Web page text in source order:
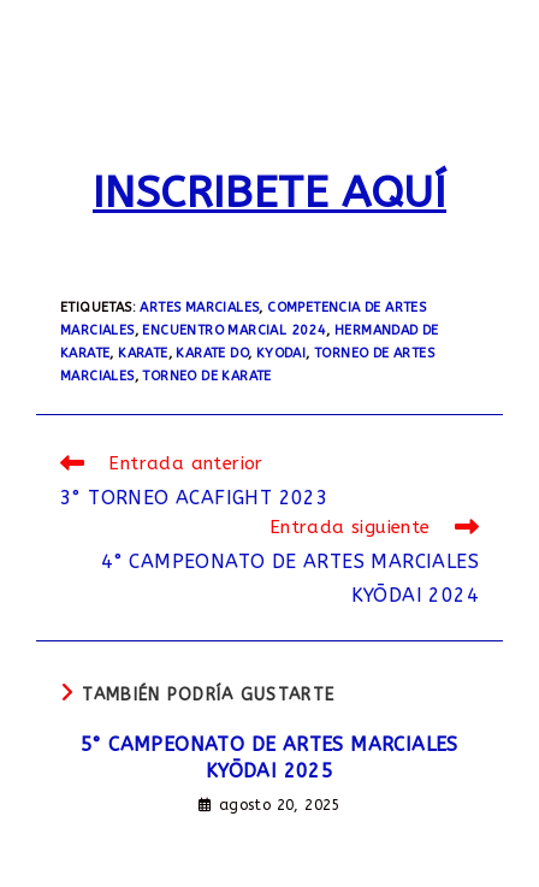
INSCRIBETE AQUÍ
ETIQUETAS:ARTES MARCIALES, COMPETENCIA DE ARTES
MARCIALES, ENCUENTRO MARCIAL 2024, HERMANDAD DE
KARATE, KARATE, KARATE DO, KYODAI, TORNEO DE ARTES
MARCIALES, TORNEO DE KARATE
Leer
artículos
Entrada anterior
3° TORNEO ACAFIGHT 2023
Entrada siguiente
4° CAMPEONATO DE ARTES MARCIALES
KYŌDAI 2024
TAMBIÉN PODRÍA GUSTARTE
5° CAMPEONATO DE ARTES MARCIALES
KYŌDAI 2025
agosto 20, 2025